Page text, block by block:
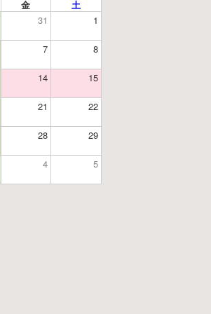
金
土
31 1
7 8
14 15
21 22
28 29
4 5